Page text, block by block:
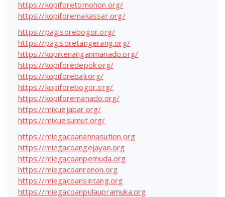
https://kopiforetomohon.org/
https://kopiforemakassar.org/
https://pagisorebogor.org/
https://pagisoretangerang.org/
https://kopikenanganmanado.org/
https://kopiforedepok.org/
https://kopiforebali.org/
https://kopiforebogor.org/
https://kopiforemanado.org/
https://mixuejabar.org/
https://mixuesumut.org/
https://miegacoanahnasution.org
https://miegacoangejayan.org
https://miegacoanpemuda.org
https://miegacoanrenon.org
https://miegacoansintang.org
https://miegacoanpulaupramuka.org